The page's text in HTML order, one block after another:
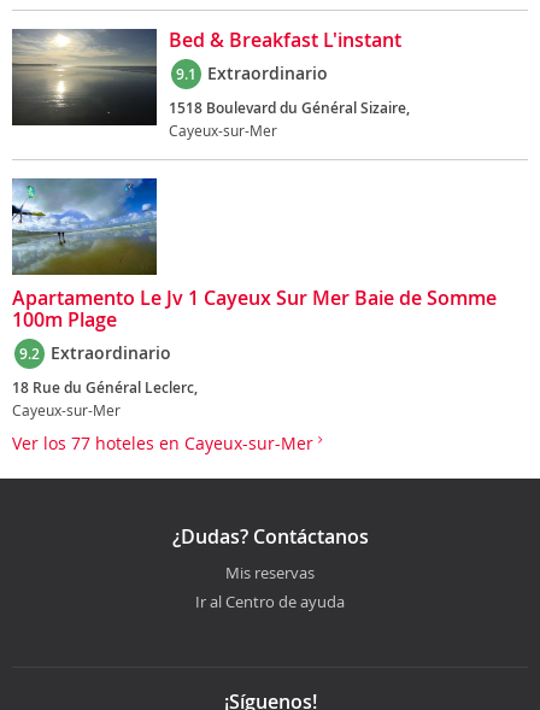
Bed & Breakfast L'instant
9.1 Extraordinario
1518 Boulevard du Général Sizaire,
Cayeux-sur-Mer
Apartamento Le Jv 1 Cayeux Sur Mer Baie de Somme
100m Plage
9.2 Extraordinario
18 Rue du Général Leclerc,
Cayeux-sur-Mer
Ver los 77 hoteles en Cayeux-sur-Mer
¿Dudas? Contáctanos
Mis reservas
Ir al Centro de ayuda
¡Síguenos!